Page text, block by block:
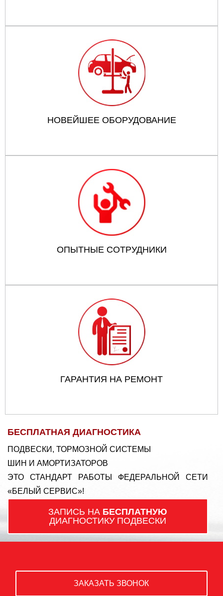
НОВЕЙШЕЕ ОБОРУДОВАНИЕ
ОПЫТНЫЕ СОТРУДНИКИ
ГАРАНТИЯ НА РЕМОНТ
БЕСПЛАТНАЯ ДИАГНОСТИКА
ПОДВЕСКИ, ТОРМОЗНОЙ СИСТЕМЫ
ШИН И АМОРТИЗАТОРОВ
ЭТО СТАНДАРТ РАБОТЫ ФЕДЕРАЛЬНОЙ СЕТИ
«БЕЛЫЙ СЕРВИС»!
ЗАПИСЬ НА БЕСПЛАТНУЮ
ДИАГНОСТИКУ ПОДВЕСКИ
ЗАКАЗАТЬ ЗВОНОК